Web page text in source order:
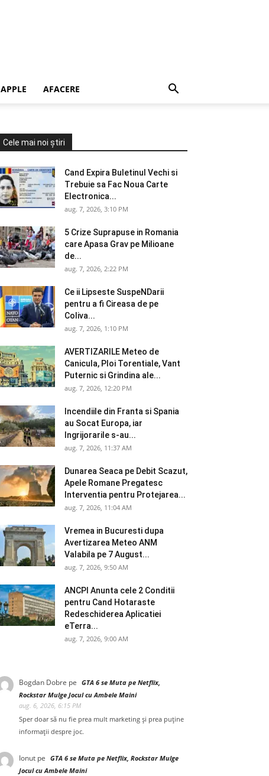
APPLE AFACERE
Cele mai noi știri
Cand Expira Buletinul Vechi si
Trebuie sa Fac Noua Carte
Electronica...
aug. 7, 2026, 3:10 PM
5 Crize Suprapuse in Romania
care Apasa Grav pe Milioane
de...
aug. 7, 2026, 2:22 PM
Ce ii Lipseste SuspeNDarii
pentru a fi Cireasa de pe
Coliva...
aug. 7, 2026, 1:10 PM
AVERTIZARILE Meteo de
Canicula, Ploi Torentiale, Vant
Puternic si Grindina ale...
aug. 7, 2026, 12:20 PM
Incendiile din Franta si Spania
au Socat Europa, iar
Ingrijorarile s-au...
aug. 7, 2026, 11:37 AM
Dunarea Seaca pe Debit Scazut,
Apele Romane Pregatesc
Interventia pentru Protejarea...
aug. 7, 2026, 11:04 AM
Vremea in Bucuresti dupa
Avertizarea Meteo ANM
Valabila pe 7 August...
aug. 7, 2026, 9:50 AM
ANCPI Anunta cele 2 Conditii
pentru Cand Hotaraste
Redeschiderea Aplicatiei
eTerra...
aug. 7, 2026, 9:00 AM
Bogdan Dobre pe GTA 6 se Muta pe Netflix,
Rockstar Mulge Jocul cu Ambele Maini
aug. 6, 2026, 6:15 PM
Sper doar să nu fie prea mult marketing și prea puține
informații despre joc.
Ionut pe GTA 6 se Muta pe Netflix, Rockstar Mulge
Jocul cu Ambele Maini